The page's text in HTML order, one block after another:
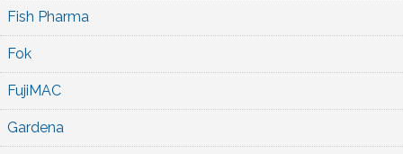
Fish Pharma
Fok
FujiMAC
Gardena